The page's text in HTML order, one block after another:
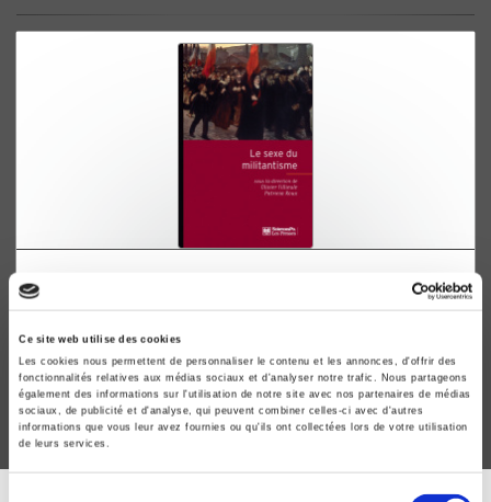
Ce site web utilise des cookies
Les cookies nous permettent de personnaliser le contenu et les annonces, d'offrir des
fonctionnalités relatives aux médias sociaux et d'analyser notre trafic. Nous partageons
également des informations sur l'utilisation de notre site avec nos partenaires de médias
sociaux, de publicité et d'analyse, qui peuvent combiner celles-ci avec d'autres
informations que vous leur avez fournies ou qu'ils ont collectées lors de votre utilisation
de leurs services.
Le sexe du militantisme
Olivier Fillieule, Patricia Roux